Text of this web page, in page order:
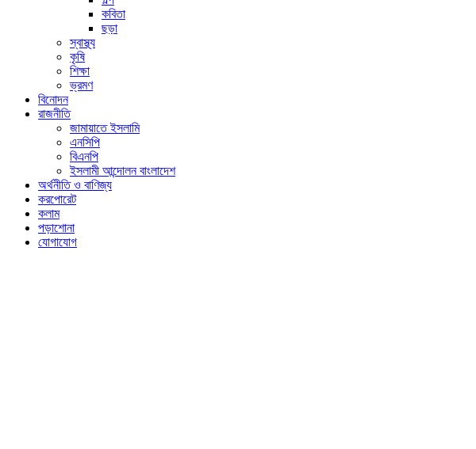
কবিতা
ছড়া
স্বাস্থ্য
কৃষি
শিক্ষা
ভ্রমণ
বিনোদন
রাজনীতি
জামায়াতে ইসলামি
এনসিপি
বিএনপি
ইসলামী আন্দোলন বাংলাদেশ
অর্থনীতি ও বাণিজ্য
করপোরেট
কলাম
পড়াশোনা
যোগাযোগ